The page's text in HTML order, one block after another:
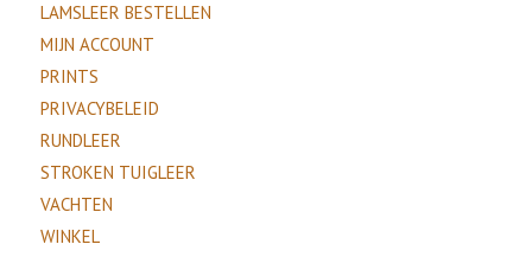
LAMSLEER BESTELLEN
MIJN ACCOUNT
PRINTS
PRIVACYBELEID
RUNDLEER
STROKEN TUIGLEER
VACHTEN
WINKEL